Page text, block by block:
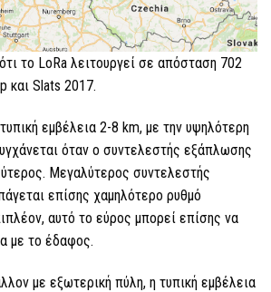
το LoRaλειτουργεί σε απόσταση 702
και Slats 2017.
εμβέλεια 2-8 km, με την υψηλότερη
όταν ο συντελεστής εξάπλωσης
Μεγαλύτερος συντελεστής
επίσης χαμηλότερο ρυθμό
αυτό το εύρος μπορεί επίσης να
με το έδαφος.
με εξωτερική πύλη, η τυπική εμβέλεια